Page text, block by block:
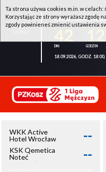
WKK ACTIVE HOTEL
18.09.2026, GODZ.
WKK Active
Hotel Wrocław
--
KSK Qemetica
Noteć
Inowrocław
--
Ta strona używa cookies m.in. w
Korzystając ze strony wyrażasz zgodę
zgody powinieneś zmienić ustawienia